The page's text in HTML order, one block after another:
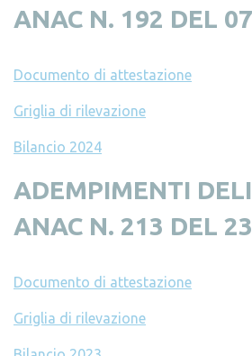
ANAC N. 192 DEL
Documento di attestazione
Griglia di rilevazione
Bilancio 2024
ADEMPIMENTI
ANAC N. 213 DEL
Documento di attestazione
Griglia di rilevazione